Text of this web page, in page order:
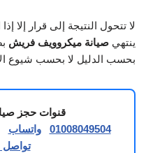
لا تتحول النتيجة إلى قرار إلا
ينتهي صيانة ميكروويف فريش
بحسب الدليل لا بحسب شيوع
قنوات حجز
01008049504
واتساب
تواصل